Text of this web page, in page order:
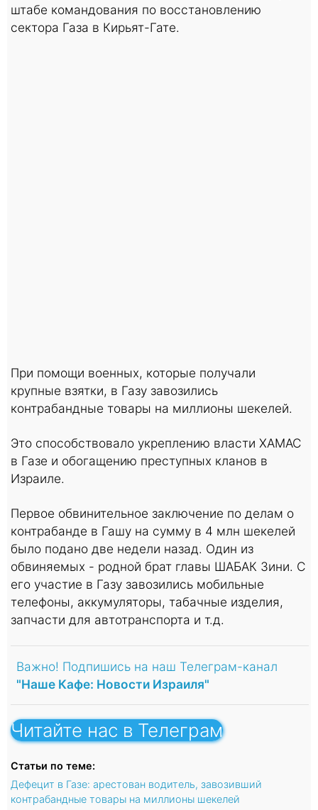
штабе командования по восстановлению
сектора Газа в Кирьят-Гате.
При помощи военных, которые получали
крупные взятки, в Газу завозились
контрабандные товары на миллионы шекелей.
Это способствовало укреплению власти ХАМАС
в Газе и обогащению преступных кланов в
Израиле.
Первое обвинительное заключение по делам о
контрабанде в Гашу на сумму в 4 млн шекелей
было подано две недели назад. Один из
обвиняемых - родной брат главы ШАБАК Зини. С
его участие в Газу завозились мобильные
телефоны, аккумуляторы, табачные изделия,
запчасти для автотранспорта и т.д.
Важно! Подпишись на наш Телеграм-канал
"Наше Кафе: Новости Израиля"
Читайте нас в Телеграм
Статьи по теме:
Дефецит в Газе: арестован водитель, завозивший
контрабандные товары на миллионы шекелей